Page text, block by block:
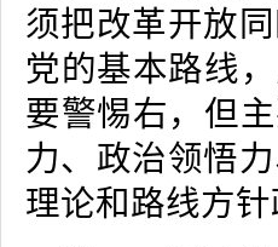
须把改革开放
党的基本路线
要警惕右，但
力、政治领悟
理论和路线方